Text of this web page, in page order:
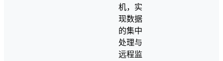
机，实
现数据
的集中
处理与
远程监